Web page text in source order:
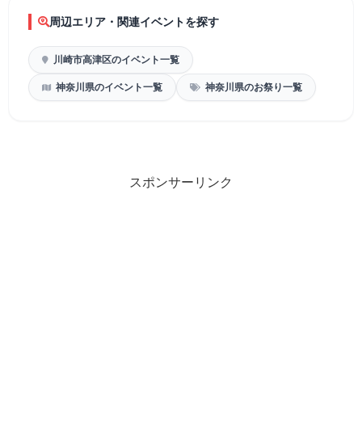
周辺エリア・関連イベントを探す
川崎市高津区のイベント一覧
神奈川県のイベント一覧 神奈川県のお祭り一覧
スポンサーリンク